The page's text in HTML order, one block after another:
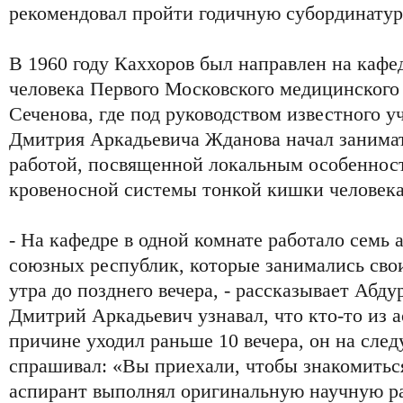
рекомендовал пройти годичную
В 1960 году Каххоров был направлен на
человека Первого Московского
Сеченова, где под руководством известного
Дмитрия Аркадьевича Жданова начал
работой, посвященной локальным
кровеносной системы тонкой кишки
- На кафедре в одной комнате работало семь
союзных республик, которые занимались
утра до позднего вечера, - рассказывает
Дмитрий Аркадьевич узнавал, что кто-то из
причине уходил раньше 10 вечера, он на
спрашивал: «Вы приехали, чтобы
аспирант выполнял оригинальную научную